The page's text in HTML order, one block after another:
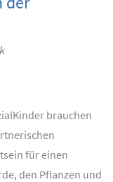
brauchen
für einen
den Pflanzen und